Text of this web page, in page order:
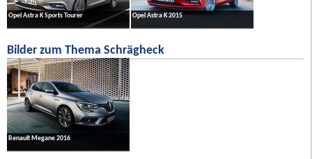
Opel Astra K Sports Tourer Opel Astra K 2015
Bilder zum Thema Schrägheck
Renault Megane 2016